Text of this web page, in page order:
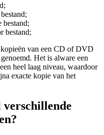
bestand;
van een CD of DVD
Het is alware een
heel laag niveau, waardoor
exacte kopie van het